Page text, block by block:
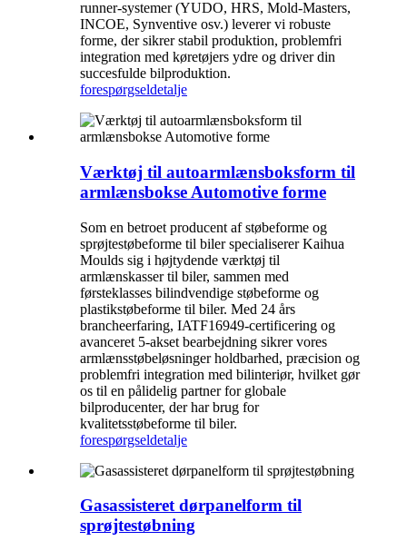
runner-systemer (YUDO, HRS, Mold-Masters,
INCOE, Synventive osv.) leverer vi robuste
forme, der sikrer stabil produktion, problemfri
integration med køretøjers ydre og driver din
succesfulde bilproduktion.
forespørgseldetalje
Værktøj til autoarmlænsboksform til
armlænsbokse Automotive forme
Som en betroet producent af støbeforme og
sprøjtestøbeforme til biler specialiserer Kaihua
Moulds sig i højtydende værktøj til
armlænskasser til biler, sammen med
førsteklasses bilindvendige støbeforme og
plastikstøbeforme til biler. Med 24 års
brancheerfaring, IATF16949-certificering og
avanceret 5-akset bearbejdning sikrer vores
armlænsstøbeløsninger holdbarhed, præcision og
problemfri integration med bilinteriør, hvilket gør
os til en pålidelig partner for globale
bilproducenter, der har brug for
kvalitetsstøbeforme til biler.
forespørgseldetalje
Gasassisteret dørpanelform til
sprøjtestøbning